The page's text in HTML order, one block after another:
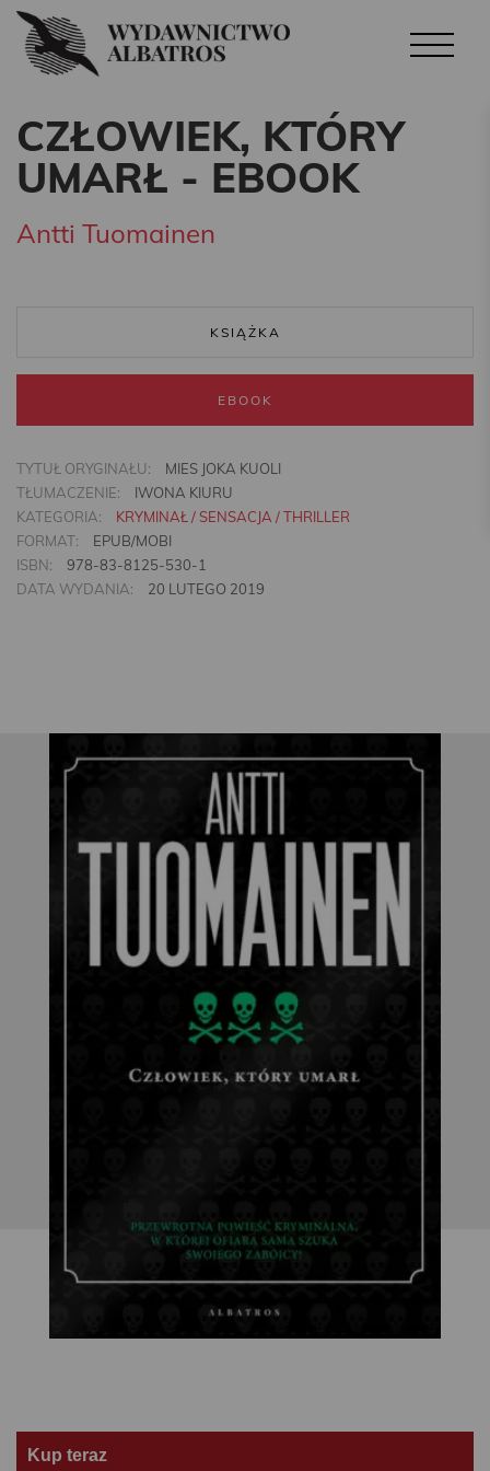
CZŁOWIEK, KTÓRY
UMARŁ - EBOOK
Antti Tuomainen
KSIĄŻKA
EBOOK
TYTUŁ ORYGINAŁU:
MIES JOKA KUOLI
TŁUMACZENIE:
IWONA KIURU
KATEGORIA:
KRYMINAŁ / SENSACJA / THRILLER
FORMAT:
EPUB/MOBI
ISBN:
978-83-8125-530-1
DATA WYDANIA:
20 LUTEGO 2019
Kup teraz